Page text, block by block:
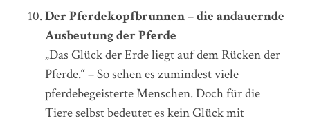
Der Pferdekopfbrunnen – die andauernde
Ausbeutung der Pferde
„Das Glück der Erde liegt auf dem Rücken der
Pferde.“ – So sehen es zumindest viele
pferdebegeisterte Menschen. Doch für die
Tiere selbst bedeutet es kein Glück mit